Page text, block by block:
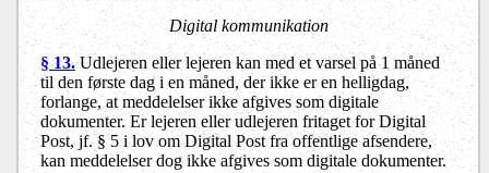
Digital kommunikation
§ 13.Udlejeren eller lejeren kan med et varsel på 1 måned
til den første dag i en måned, der ikke er en helligdag,
forlange, at meddelelser ikke afgives som digitale
dokumenter. Er lejeren eller udlejeren fritaget for Digital
Post, jf. § 5 i lov om Digital Post fra offentlige afsendere,
kan meddelelser dog ikke afgives som digitale dokumenter.